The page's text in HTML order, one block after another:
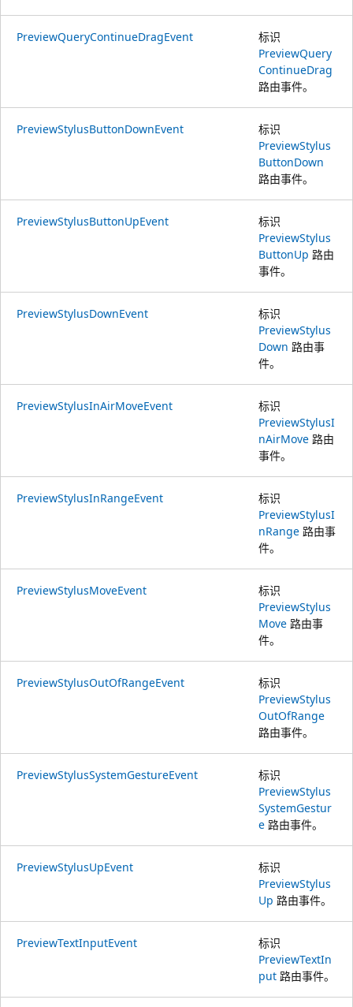
PreviewQueryContinueDragEvent
标识
PreviewQuery
ContinueDrag
路由事件。
PreviewStylusButtonDownEvent
标识
PreviewStylus
ButtonDown
路由事件。
PreviewStylusButtonUpEvent
标识
PreviewStylus
ButtonUp 路由
事件。
PreviewStylusDownEvent
标识
PreviewStylus
Down 路由事
件。
PreviewStylusInAirMoveEvent
标识
PreviewStylusI
nAirMove 路由
事件。
PreviewStylusInRangeEvent
标识
PreviewStylusI
nRange 路由事
件。
PreviewStylusMoveEvent
标识
PreviewStylus
Move 路由事
件。
PreviewStylusOutOfRangeEvent
标识
PreviewStylus
OutOfRange
路由事件。
PreviewStylusSystemGestureEvent
标识
PreviewStylus
SystemGestur
e 路由事件。
PreviewStylusUpEvent
标识
PreviewStylus
Up 路由事件。
PreviewTextInputEvent
标识
PreviewTextIn
put 路由事件。